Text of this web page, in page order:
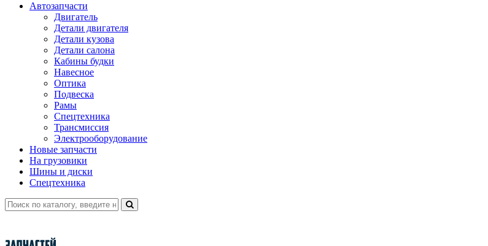
Автозапчасти
Двигатель
Детали двигателя
Детали кузова
Детали салона
Кабины будки
Навесное
Оптика
Подвеска
Рамы
Спецтехника
Трансмиссия
Электрооборудование
Новые запчасти
На грузовики
Шины и диски
Спецтехника